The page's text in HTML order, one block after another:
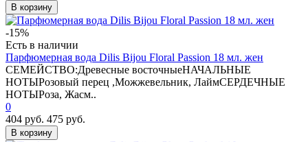
В корзину
-15%
Есть в наличии
Парфюмерная вода Dilis Bijou Floral Passion 18 мл. жен
СЕМЕЙСТВО:Древесные восточныеНАЧАЛЬНЫЕ
НОТЫРозовый перец ,Можжевельник, ЛаймСЕРДЕЧНЫЕ
НОТЫРоза, Жасм..
0
404 руб. 475 руб.
В корзину